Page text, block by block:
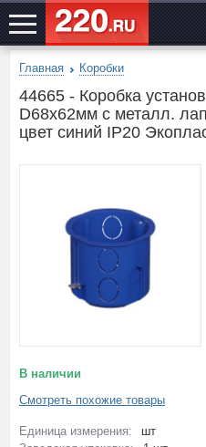
ЭЛЕКТРОСАЙТ№1
Главная Коробки
44665 - Коробка
D68x62мм с металл.
цвет синий IP20
В наличии
Смотреть похожие товары
Единица измерения:
шт